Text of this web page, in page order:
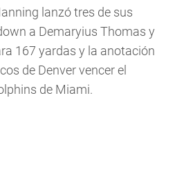
lanzó tres de sus
a Demaryius Thomas y
167 yardas y la anotación
de Denver vencer el
de Miami.